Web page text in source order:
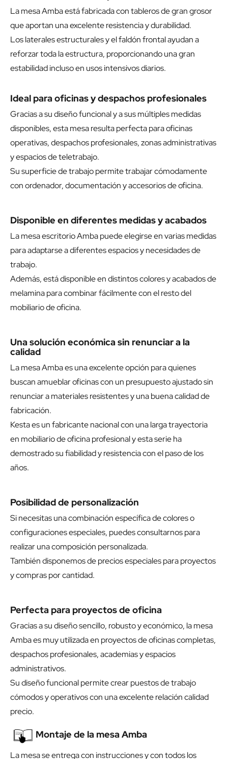
La mesa Amba está fabricada con tableros de gran grosor
que aportan una excelente resistencia y durabilidad.
Los laterales estructurales y el faldón frontal ayudan a
reforzar toda la estructura, proporcionando una gran
estabilidad incluso en usos intensivos diarios.
Ideal para oficinas y despachos profesionales
Gracias a su diseño funcional y a sus múltiples medidas
disponibles, esta mesa resulta perfecta para oficinas
operativas, despachos profesionales, zonas administrativas
y espacios de teletrabajo.
Su superficie de trabajo permite trabajar cómodamente
con ordenador, documentación y accesorios de oficina.
Disponible en diferentes medidas y acabados
La mesa escritorio Amba puede elegirse en varias medidas
para adaptarse a diferentes espacios y necesidades de
trabajo.
Además, está disponible en distintos colores y acabados de
melamina para combinar fácilmente con el resto del
mobiliario de oficina.
Una solución económica sin renunciar a la
calidad
La mesa Amba es una excelente opción para quienes
buscan amueblar oficinas con un presupuesto ajustado sin
renunciar a materiales resistentes y una buena calidad de
fabricación.
Kesta es un fabricante nacional con una larga trayectoria
en mobiliario de oficina profesional y esta serie ha
demostrado su fiabilidad y resistencia con el paso de los
años.
Posibilidad de personalización
Si necesitas una combinación específica de colores o
configuraciones especiales, puedes consultarnos para
realizar una composición personalizada.
También disponemos de precios especiales para proyectos
y compras por cantidad.
Perfecta para proyectos de oficina
Gracias a su diseño sencillo, robusto y económico, la mesa
Amba es muy utilizada en proyectos de oficinas completas,
despachos profesionales, academias y espacios
administrativos.
Su diseño funcional permite crear puestos de trabajo
cómodos y operativos con una excelente relación calidad
precio.
Montaje de la mesa Amba
La mesa se entrega con instrucciones y con todos los